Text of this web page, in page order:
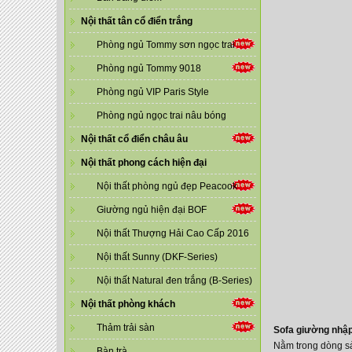
Nội thất tân cổ điển trắng
Phòng ngủ Tommy sơn ngọc trai
Phòng ngủ Tommy 9018
Phòng ngủ VIP Paris Style
Phòng ngủ ngọc trai nâu bóng
Nội thất cổ điển châu âu
Nội thất phong cách hiện đại
Nội thất phòng ngủ đẹp Peacook
Giường ngủ hiện đại BOF
Nội thất Thượng Hải Cao Cấp 2016
Nội thất Sunny (DKF-Series)
Nội thất Natural đen trắng (B-Series)
Nội thất phòng khách
Thảm trải sàn
Sofa giường
Nằm trong dòng